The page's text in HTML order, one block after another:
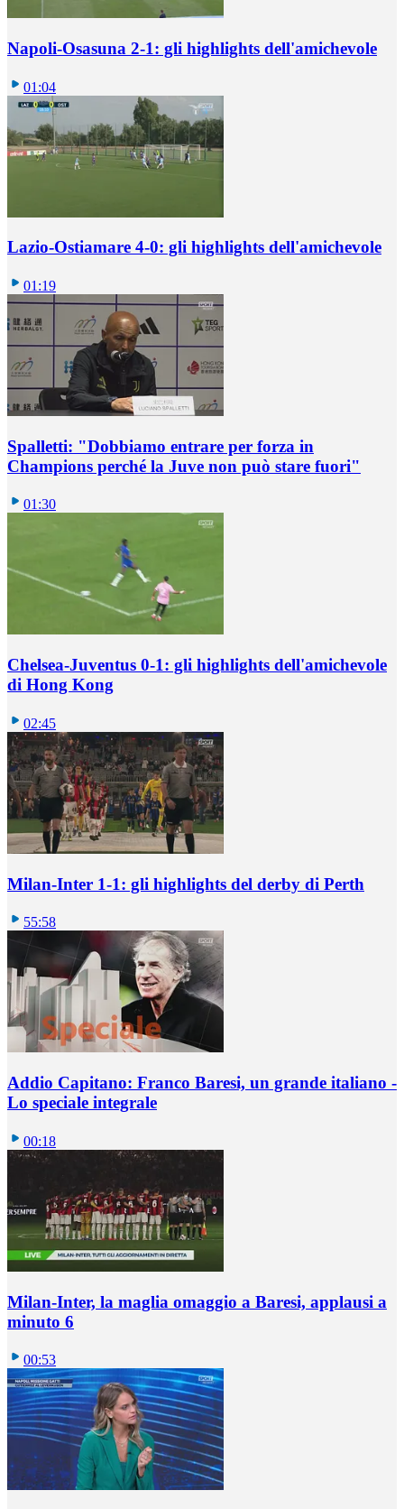
Napoli-Osasuna 2-1: gli highlights dell'amichevole
01:04
Lazio-Ostiamare 4-0: gli highlights dell'amichevole
01:19
Spalletti: "Dobbiamo entrare per forza in
Champions perché la Juve non può stare fuori"
01:30
Chelsea-Juventus 0-1: gli highlights dell'amichevole
di Hong Kong
02:45
Milan-Inter 1-1: gli highlights del derby di Perth
55:58
Addio Capitano: Franco Baresi, un grande italiano -
Lo speciale integrale
00:18
Milan-Inter, la maglia omaggio a Baresi, applausi a
minuto 6
00:53